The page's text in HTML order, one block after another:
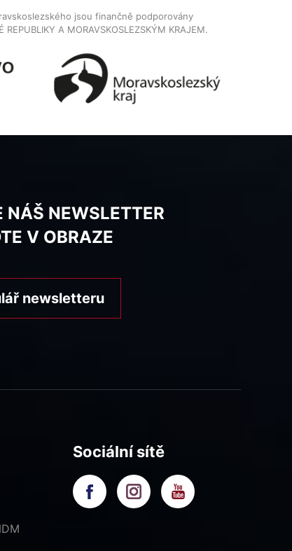
jsou finančně podporovány
REPUBLIKY A MORAVSKOSLEZSKÝM KRAJEM.
NÁŠ NEWSLETTER
V OBRAZE
newsletteru
Sociální sítě